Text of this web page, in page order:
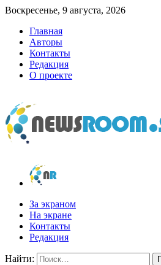
Воскресенье, 9 августа, 2026
Главная
Авторы
Контакты
Редакция
О проекте
newsroom.su
Новости о новостях
За экраном
На экране
Контакты
Редакция
Найти: